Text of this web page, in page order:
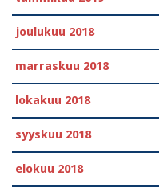
joulukuu 2018
marraskuu 2018
lokakuu 2018
syyskuu 2018
elokuu 2018